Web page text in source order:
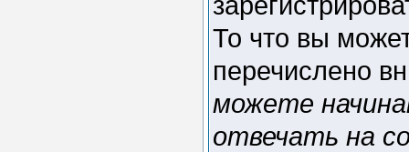
То что вы
перечислено
можете
отвечать на